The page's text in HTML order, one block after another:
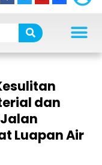
dan
Luapan Air